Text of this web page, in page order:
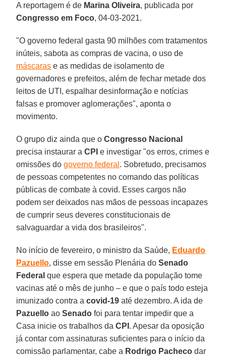
A reportagem é de Marina Oliveira, publicada por
Congresso em Foco, 04-03-2021.
"O governo federal gasta 90 milhões com tratamentos
inúteis, sabota as compras de vacina, o uso de
máscaras e as medidas de isolamento de
governadores e prefeitos, além de fechar metade dos
leitos de UTI, espalhar desinformação e notícias
falsas e promover aglomerações", aponta o
movimento.
O grupo diz ainda que oCongresso Nacional
precisa instaurar aCPI e investigar "os erros, crimes e
omissões dogoverno federal . Sobretudo, precisamos
de pessoas competentes no comando das políticas
públicas de combate à covid. Esses cargos não
podem ser deixados nas mãos de pessoas incapazes
de cumprir seus deveres constitucionais de
salvaguardar a vida dos brasileiros".
No início de fevereiro, o ministro da Saúde, Eduardo
Pazuello, disse em sessão Plenária doSenado
Federal que espera que metade da população tome
vacinas até o mês de junho – e que o país todo esteja
imunizado contra acovid-19 até dezembro. A ida de
Pazuello aoSenado foi para tentar impedir que a
Casa inicie os trabalhos daCPI . Apesar da oposição
já contar com assinaturas suficientes para o início da
comissão parlamentar, cabe a Rodrigo Pacheco dar